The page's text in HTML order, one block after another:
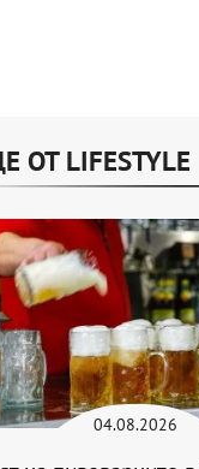
ОТ LIFESTYLE
04.08.2026